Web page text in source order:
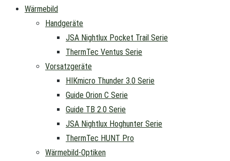
Wärmebild
Handgeräte
JSA Nightlux Pocket Trail Serie
ThermTec Ventus Serie
Vorsatzgeräte
HIKmicro Thunder 3.0 Serie
Guide Orion C Serie
Guide TB 2.0 Serie
JSA Nightlux Hoghunter Serie
ThermTec HUNT Pro
Wärmebild-Optiken